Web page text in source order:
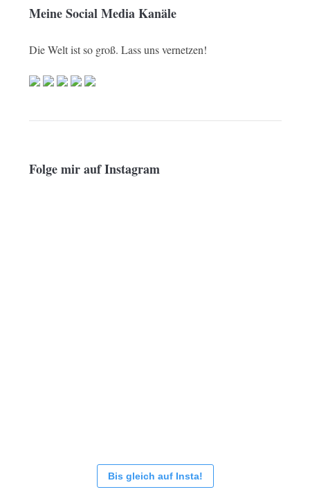
Meine Social Media Kanäle
Die Welt ist so groß. Lass uns vernetzen!
Folge mir auf Instagram
Bis gleich auf Insta!